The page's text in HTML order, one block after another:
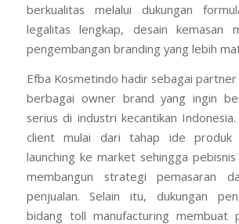
berkualitas melalui dukungan
legalitas lengkap, desain kemasan
pengembangan branding yang lebih
Efba Kosmetindo hadir sebagai
berbagai owner brand yang ingin
serius di industri kecantikan
client mulai dari tahap ide produk
launching ke market sehingga
membangun strategi pemasaran
penjualan. Selain itu, dukungan
bidang toll manufacturing membuat